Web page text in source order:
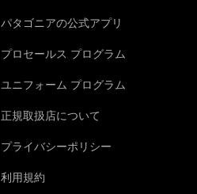
パタゴニアの公式アプリ
プロセールス プログラム
ユニフォーム プログラム
正規取扱店について
プライバシーポリシー
利用規約